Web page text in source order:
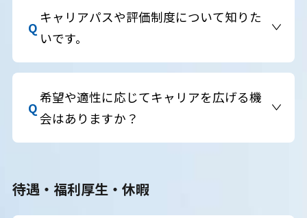
門研修、OJT、バディ制度など、成長を支える多様
な研修制度を用意しています。
キャリアパスや評価制度について知りた
いです。
実力主義・成果主義の評価制度が導入されており、
年4回の評価に基づいて昇給のチャンスがあり、年
に1回昇格・職務変更のチャンスがございます。
希望や適性に応じてキャリアを広げる機
会はありますか？
しています。在籍2年以上のパートナーであれば、
待遇・福利厚生・休暇